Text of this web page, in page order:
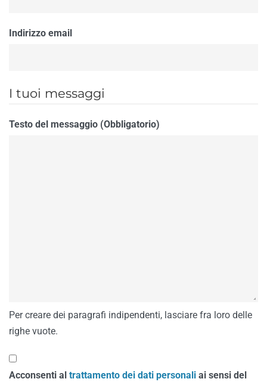
Indirizzo email
I tuoi messaggi
Testo del messaggio (Obbligatorio)
Per creare dei paragrafi indipendenti, lasciare fra loro delle
righe vuote.
Acconsenti al trattamento dei dati personali ai sensi del